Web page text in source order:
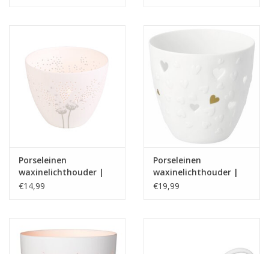
Porseleinen
waxinelichthouder |
Poetry light |
€14,99
Porseleinen
waxinelichthouder |
Poetry light | Hart |
€19,99